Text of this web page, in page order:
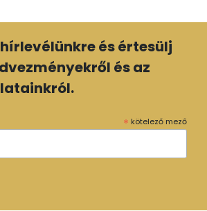
és értesülj
és az
* kötelező mező